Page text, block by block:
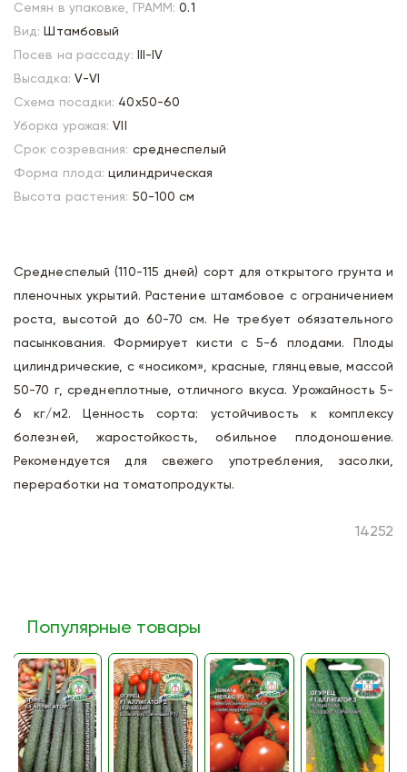
Семян в упаковке, ГРАММ: 0.1
Вид: Штамбовый
Посев на рассаду:
III-IV
Высадка: V-VI
Схема посадки: 40х50-60
Уборка урожая: VII
Срок созревания: среднеспелый
Форма плода: цилиндрическая
Высота растения: 50-100 см
Среднеспелый (110-115 дней) сорт для открытого грунта и
пленочных укрытий. Растение штамбовое с ограничением
роста, высотой до 60-70 см. Не требует обязательного
пасынкования. Формирует кисти с 5-6 плодами. Плоды
цилиндрические, с «носиком», красные, глянцевые, массой
50-70 г, среднеплотные, отличного вкуса. Урожайность 5-
6 кг/м2. Ценность сорта: устойчивость к комплексу
болезней, жаростойкость, обильное плодоношение.
Рекомендуется для свежего употребления, засолки,
переработки на томатопродукты.
14252
Популярные товары